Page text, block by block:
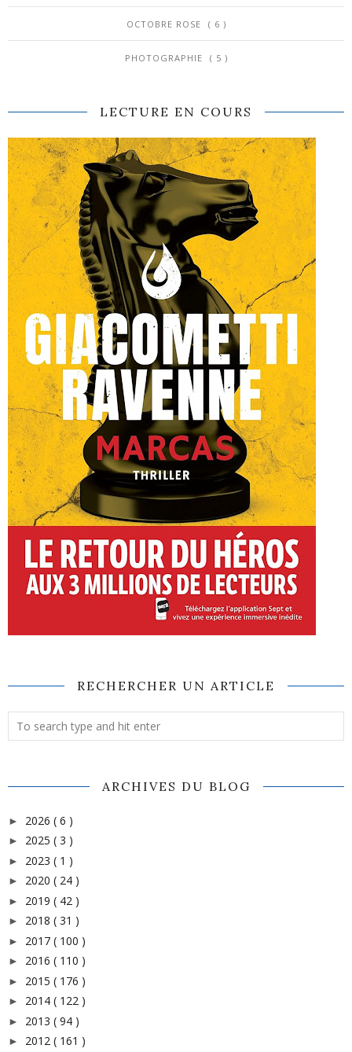
OCTOBRE ROSE ( 6 )
PHOTOGRAPHIE ( 5 )
LECTURE EN COURS
RECHERCHER UN ARTICLE
ARCHIVES DU BLOG
► 2026 ( 6 )
► 2025 ( 3 )
► 2023 ( 1 )
► 2020 ( 24 )
► 2019 ( 42 )
► 2018 ( 31 )
► 2017 ( 100 )
► 2016 ( 110 )
► 2015 ( 176 )
► 2014 ( 122 )
► 2013 ( 94 )
► 2012 ( 161 )